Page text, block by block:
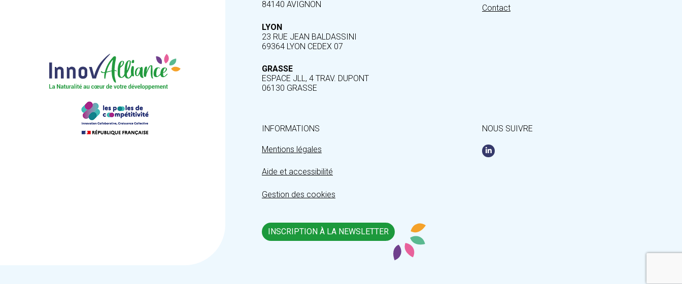
84140 AVIGNON
LYON
23 RUE JEAN BALDASSINI
69364 LYON CEDEX 07
GRASSE
ESPACE JLL, 4 TRAV. DUPONT
06130 GRASSE
Contact
INFORMATIONS
Mentions légales
Aide et accessibilité
Gestion des cookies
NOUS SUIVRE
INSCRIPTION À LA NEWSLETTER